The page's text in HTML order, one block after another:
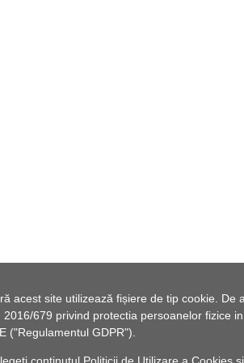
acest site utilizează fișiere de tip cookie.
679 privind protectia persoanelor fizice
("Regulamentul GDPR").